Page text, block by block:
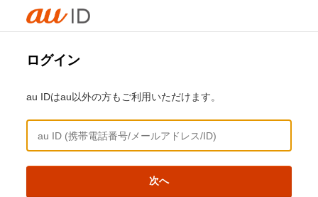
ログイン
au IDはau以外の方もご利用いただけます。
次へ